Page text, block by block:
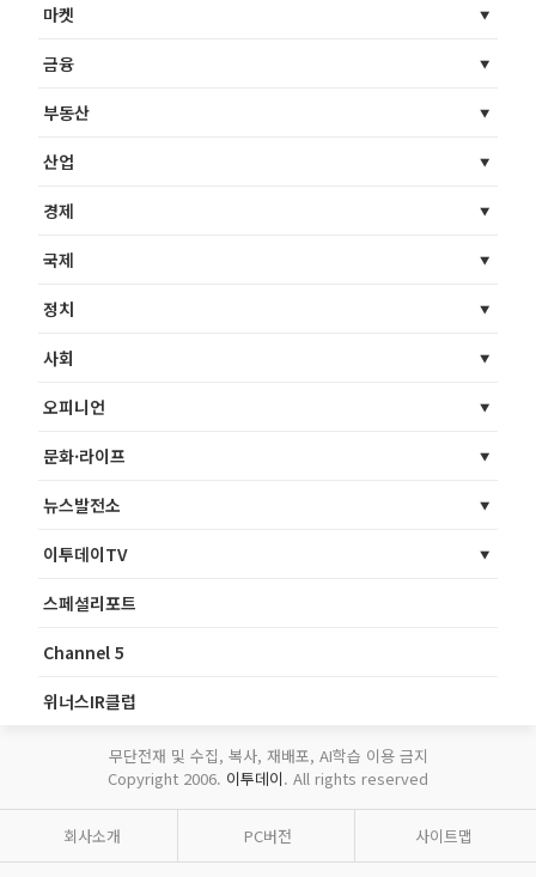
마켓
금융
부동산
산업
경제
국제
정치
사회
오피니언
문화·라이프
뉴스발전소
이투데이TV
스페셜리포트
Channel 5
위너스IR클럽
무단전재 및 수집, 복사, 재배포, AI학습 이용 금지
Copyright 2006. 이투데이. All rights reserved
회사소개 PC버전 사이트맵